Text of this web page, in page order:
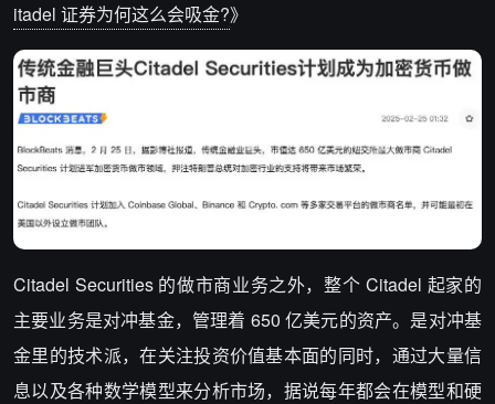
itadel 证券为何这么会吸金?》
Citadel Securities 的做市商业务之外，整个 Citadel 起家的
主要业务是对冲基金，管理着 650 亿美元的资产。是对冲基
金里的技术派，在关注投资价值基本面的同时，通过大量信
息以及各种数学模型来分析市场，据说每年都会在模型和硬